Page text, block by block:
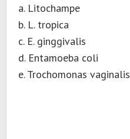
a. Litochampe
b. L. tropica
c. E. ginggivalis
d. Entamoeba coli
e. Trochomonas vaginalis